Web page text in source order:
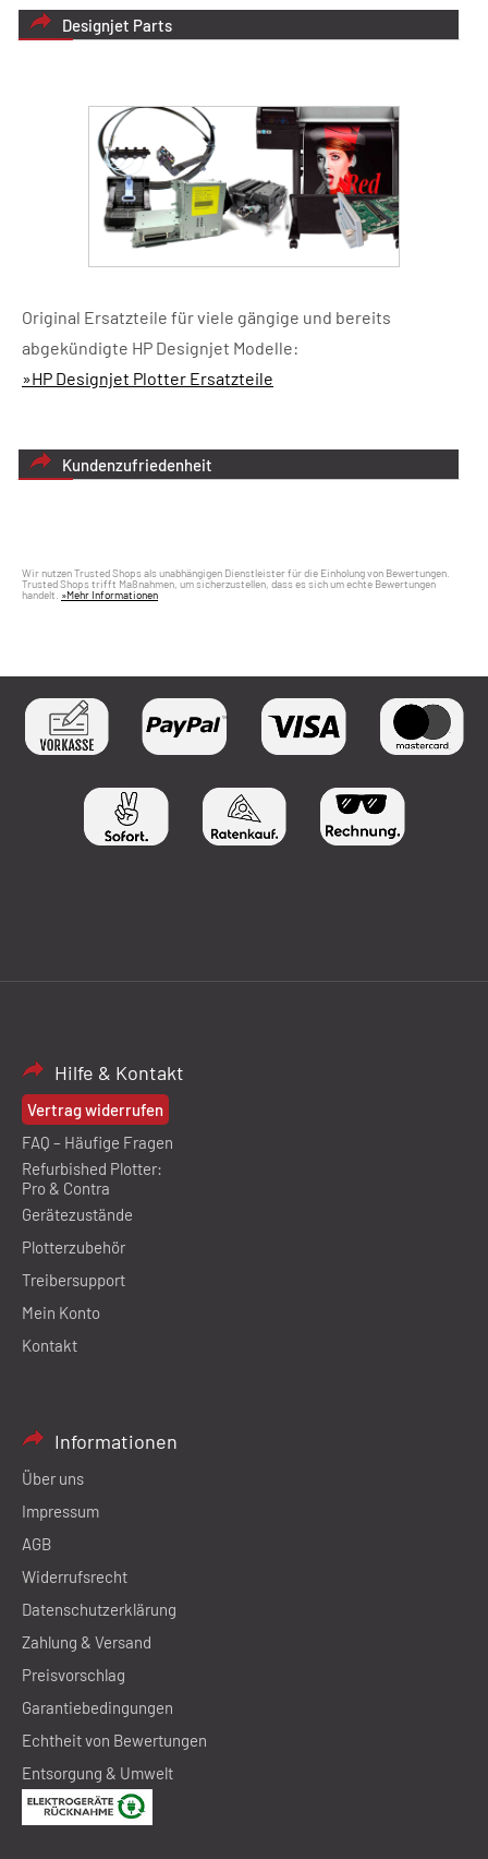
Designjet Parts
Original Ersatzteile für viele gängige und bereits
abgekündigte HP Designjet Modelle:
»HP Designjet Plotter Ersatzteile
Kundenzufriedenheit
Wir nutzen Trusted Shops als unabhängigen Dienstleister für die Einholung von Bewertungen.
Trusted Shops trifft Maßnahmen, um sicherzustellen, dass es sich um echte Bewertungen
handelt. »Mehr Informationen
Hilfe & Kontakt
Vertrag widerrufen
FAQ – Häufige Fragen
Refurbished Plotter:
Pro & Contra
Gerätezustände
Plotterzubehör
Treibersupport
Mein Konto
Kontakt
Informationen
Über uns
Impressum
AGB
Widerrufsrecht
Datenschutzerklärung
Zahlung & Versand
Preisvorschlag
Garantiebedingungen
Echtheit von Bewertungen
Entsorgung & Umwelt